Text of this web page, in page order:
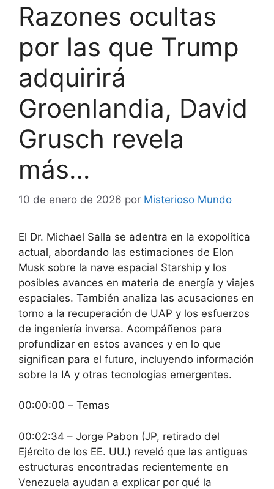
Razones ocultas
por las que Trump
adquirirá
Groenlandia, David
Grusch revela
más…
10 de enero de 2026 por Misterioso Mundo
El Dr. Michael Salla se adentra en la exopolítica
actual, abordando las estimaciones de Elon
Musk sobre la nave espacial Starship y los
posibles avances en materia de energía y viajes
espaciales. También analiza las acusaciones en
torno a la recuperación de UAP y los esfuerzos
de ingeniería inversa. Acompáñenos para
profundizar en estos avances y en lo que
significan para el futuro, incluyendo información
sobre la IA y otras tecnologías emergentes.
00:00:00 – Temas
00:02:34 – Jorge Pabon (JP, retirado del
Ejército de los EE. UU.) reveló que las antiguas
estructuras encontradas recientemente en
Venezuela ayudan a explicar por qué la